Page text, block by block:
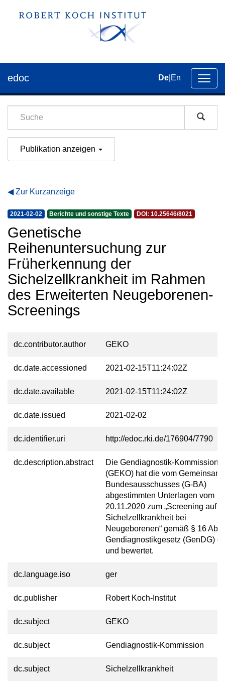
der
edoc De En
Publikation anzeigen
Zur Kurzanzeige
2021-02-02 Berichte und sonstige Texte DOI: 10.25646/8021
Genetische
Reihenuntersuchung zur
Früherkennung der
Sichelzellkrankheit im Rahmen
des Erweiterten Neugeborenen-
Screenings
dc.contributor.author GEKO
dc.date.accessioned 2021-02-15T11:24:02Z
dc.date.available 2021-02-15T11:24:02Z
dc.date.issued 2021-02-02
dc.identifier.uri http://edoc.rki.de/176904/7790
dc.description.abstract
Die Gendiagnostik-Kommission
(GEKO) hat die vom
Bundesausschusses (G-BA)
abgestimmten Unterlagen vom
20.11.2020 zum „Screening auf
Sichelzellkrankheit bei
Neugeborenen“ gemäß § 16
Gendiagnostikgesetz (GenDG)
und bewertet.
dc.language.iso ger
dc.publisher Robert Koch-Institut
dc.subject GEKO
dc.subject Gendiagnostik-Kommission
dc.subject Sichelzellkrankheit